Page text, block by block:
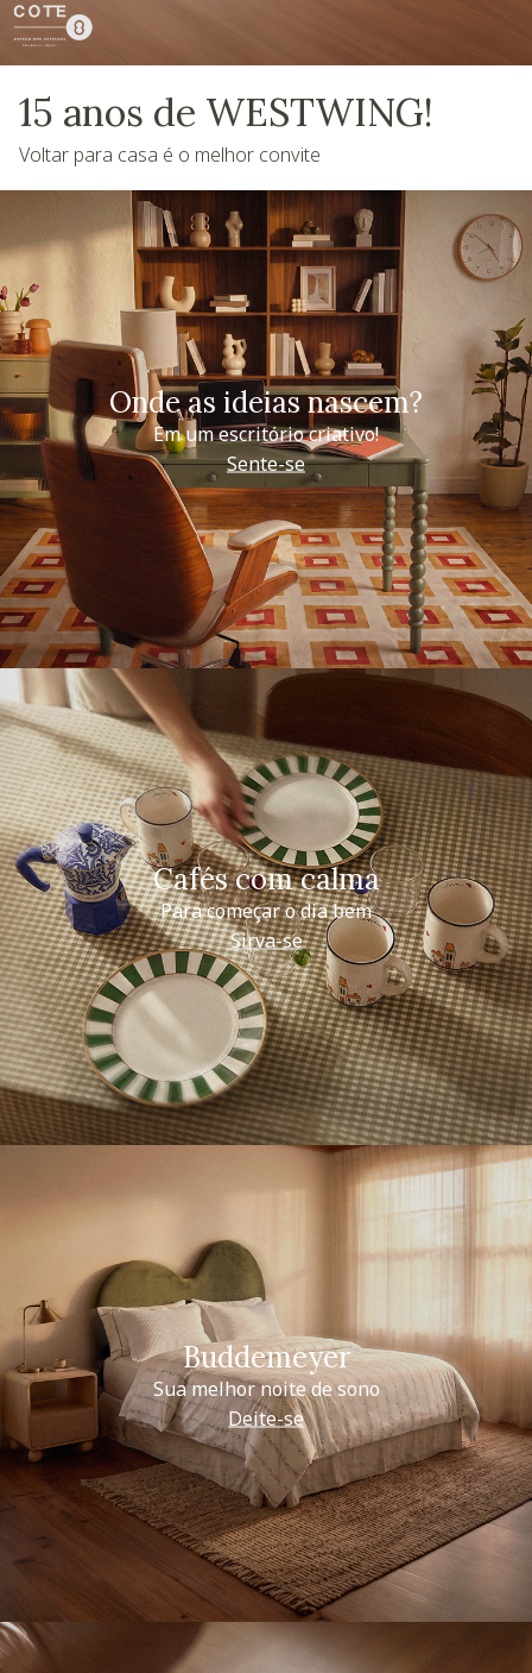
15 anos de WESTWING!
Voltar para casa é o melhor convite
Onde as ideias nascem?
Em um escritório criativo!
Sente-se
Cafés com calma
Para começar o dia bem
Sirva-se
Buddemeyer
Sua melhor noite de sono
Deite-se